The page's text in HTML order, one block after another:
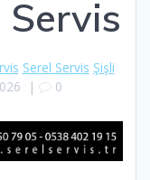
Servis
Serel Servis Şişli
| 0